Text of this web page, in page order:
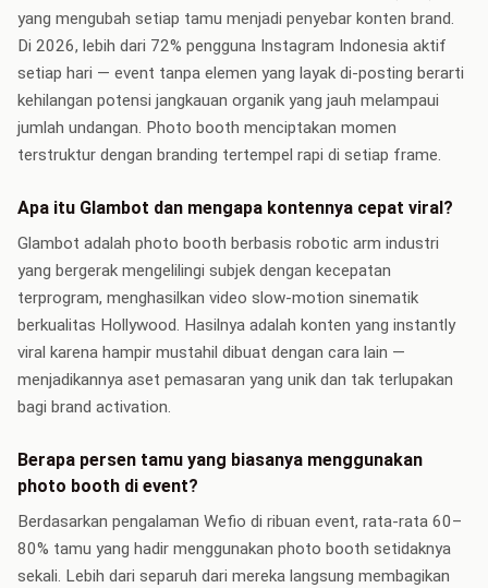
yang mengubah setiap tamu menjadi penyebar konten brand.
Di 2026, lebih dari 72% pengguna Instagram Indonesia aktif
setiap hari — event tanpa elemen yang layak di-posting berarti
kehilangan potensi jangkauan organik yang jauh melampaui
jumlah undangan. Photo booth menciptakan momen
terstruktur dengan branding tertempel rapi di setiap frame.
Apa itu Glambot dan mengapa kontennya cepat viral?
Glambot adalah photo booth berbasis robotic arm industri
yang bergerak mengelilingi subjek dengan kecepatan
terprogram, menghasilkan video slow-motion sinematik
berkualitas Hollywood. Hasilnya adalah konten yang instantly
viral karena hampir mustahil dibuat dengan cara lain —
menjadikannya aset pemasaran yang unik dan tak terlupakan
bagi brand activation.
Berapa persen tamu yang biasanya menggunakan
photo booth di event?
Berdasarkan pengalaman Wefio di ribuan event, rata-rata 60–
80% tamu yang hadir menggunakan photo booth setidaknya
sekali. Lebih dari separuh dari mereka langsung membagikan